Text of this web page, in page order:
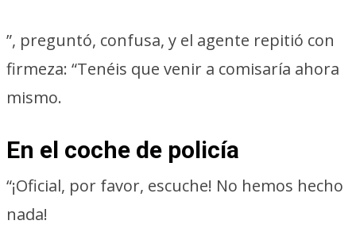
”, preguntó, confusa, y el agente repitió con
firmeza: “Tenéis que venir a comisaría ahora
mismo.
En el coche de policía
“¡Oficial, por favor, escuche! No hemos hecho
nada!